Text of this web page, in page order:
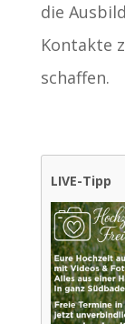
die
Kontakte
schaffen.
LIVE-Tipp